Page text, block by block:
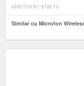
electronic-star.ro
Similar cu Microfon